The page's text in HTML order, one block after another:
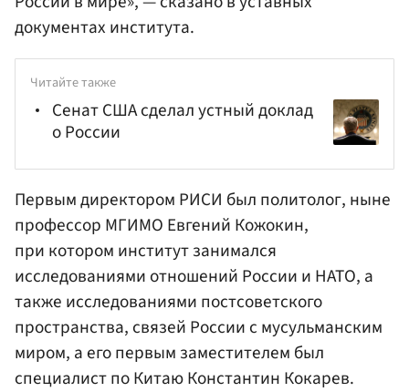
документах института.
Читайте также
Сенат США сделал устный доклад
о России
Первым директором РИСИ был политолог, ныне
профессор МГИМО Евгений Кожокин,
при котором институт занимался
исследованиями отношений России и НАТО, а
также исследованиями постсоветского
пространства, связей России с мусульманским
миром, а его первым заместителем был
специалист по Китаю Константин Кокарев.